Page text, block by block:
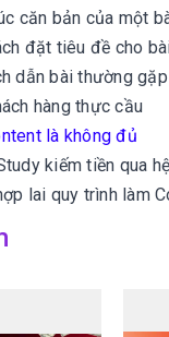
căn bản của một
đặt tiêu đề cho
dẫn bài thường gặp
hàng thực cầu
là không đủ
kiếm tiền qua
lai quy trình làm